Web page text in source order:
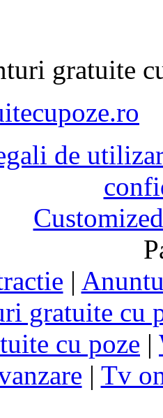
gratuite
de
|
gratuite cu
cu poze |
| Tv